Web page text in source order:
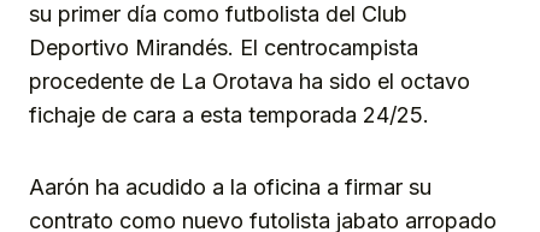
su primer día como futbolista del Club
Deportivo Mirandés. El centrocampista
procedente de La Orotava ha sido el octavo
fichaje de cara a esta temporada 24/25.
Aarón ha acudido a la oficina a firmar su
contrato como nuevo futolista jabato arropado